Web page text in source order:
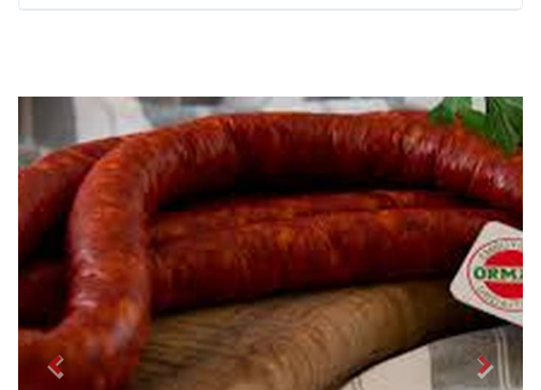
Previous Next